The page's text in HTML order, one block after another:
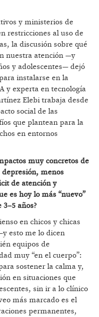
y ministerios de
restricciones al uso de
la discusión sobre qué
nuestra atención —y
y adolescentes— dejó
instalarse en la
y experta en tecnología
Elebi trabaja desde
social de las
que plantean para la
en entornos
muy concretos de
menos
de atención y
es hoy lo más “nuevo”
años?
en chicos y chicas
esto me lo dicen
equipos de
muy “en el cuerpo”:
sostener la calma y,
en situaciones que
sin ir a lo clínico
más marcado es el
permanentes,